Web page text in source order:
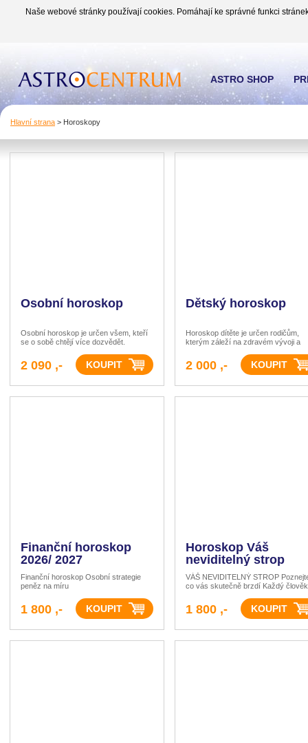
Naše webové stránky používají cookies. Pomáhají ke správné funkci
Hlavní strana > Horoskopy
Osobní horoskop
Osobní horoskop je určen všem, kteří
se o sobě chtějí více dozvědět.
2 090 ,-
Dětský horoskop
Horoskop dítěte je určen rodičům,
kterým záleží na zdravém vývoji a
2 000 ,-
Finanční horoskop
2026/ 2027
Finanční horoskop Osobní strategie
peněz na míru
1 800 ,-
Horoskop Váš
neviditelný strop
VÁŠ NEVIDITELNÝ STROP
co vás skutečně brzdí Každý
dokáže naplno využít. Často nás
neomezují okolnosti, druzí lidé ani
nedostatek příležitostí,
1 800 ,-
ASTRO SHOP